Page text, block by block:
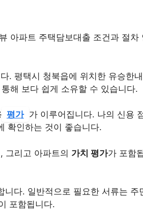
아파트 주택담보대출 조건과 절차
. 평택시 청북읍에 위치한 유승한
해 보다 쉽게 소유할 수 있습니다.
평가 가 이루어집니다. 나의 신용
확인하는 것이 좋습니다.
, 그리고 아파트의 가치 평가가 포함
다. 일반적으로 필요한 서류는 주
포함됩니다.